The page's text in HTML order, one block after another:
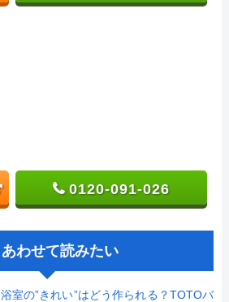
0120-091-026
あわせて読みたい
浴室の”きれい”はどう作られる？TOTOバ